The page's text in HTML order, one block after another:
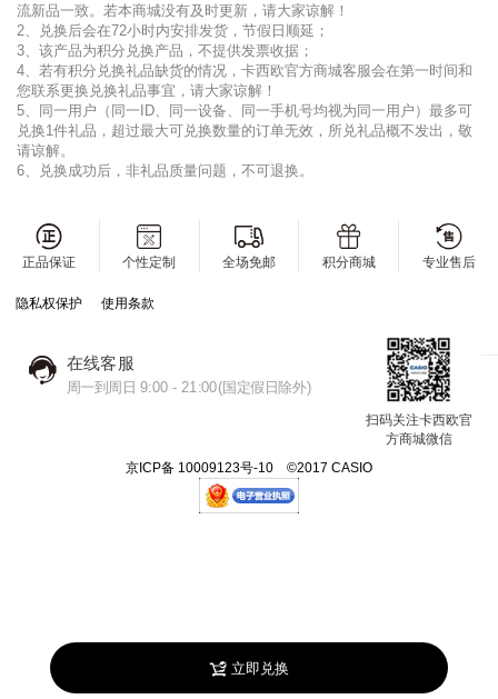
立即兑换
流新品一致。若本商城没有及时更新，请大家谅解！
2、兑换后会在72小时内安排发货，节假日顺延；
3、该产品为积分兑换产品，不提供发票收据；
4、若有积分兑换礼品缺货的情况，卡西欧官方商城客服会在第一时间和
您联系更换兑换礼品事宜，请大家谅解！
5、
同一用户（同一ID、同一设备、同一手机号均视为同一用户）最多可
兑换1件礼品 ，超过最大可兑换数量的订单无效，所兑礼品概不发出，敬
请谅解。
6、兑换成功后，非礼品质量问题，不可退换。
正品保证 个性定制 全场免邮 积分商城 专业售后
隐私权保护 使用条款
在线客服
周一到周日 9:00 - 21:00(国定假日除外)
扫码关注卡西欧官
方商城微信
京ICP备 10009123号-10 ©2017 CASIO